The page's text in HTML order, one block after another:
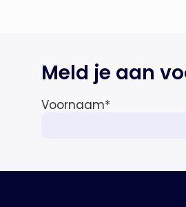
afnemen tot 1,3% in reële termen
Meld je aan
Voornaam*